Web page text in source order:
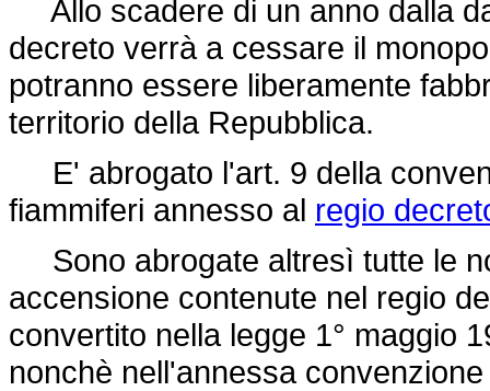
Allo scadere di un anno dalla
decreto verrà a cessare il
potranno essere liberamente
territorio della Repubblica.
E' abrogato l'art. 9 della
fiammiferi annesso al regio
Sono abrogate altresì tutte le
accensione contenute nel regio
convertito nella legge 1° maggio
nonchè nell'annessa